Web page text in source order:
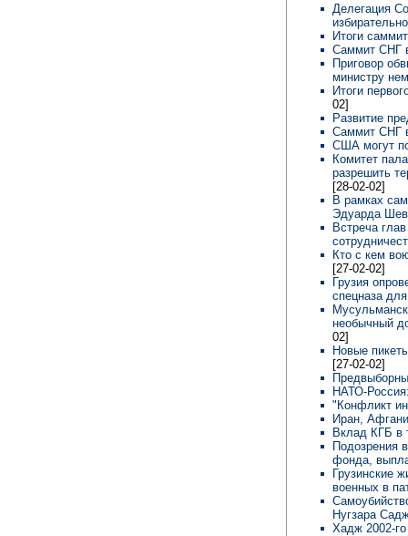
Делегация
Итоги
Саммит СНГ
Приговор
министру
Итоги
02]
Развитие
Саммит СНГ
США могут
Комитет
разрешить
[28-02-02]
В рамках
Эдуарда
Встреча
Кто с кем
[27-02-02]
Грузия
спецназа
необычный
02]
Новые
[27-02-02]
НАТО-
"Конфликт
Иран,
Вклад КГБ в
Подозрения
фонда,
Грузинские
военных в
Нугзара
Хадж 2002-